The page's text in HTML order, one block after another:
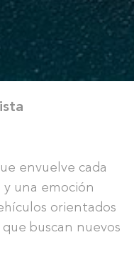
envuelve cada
una emoción
orientados
buscan nuevos